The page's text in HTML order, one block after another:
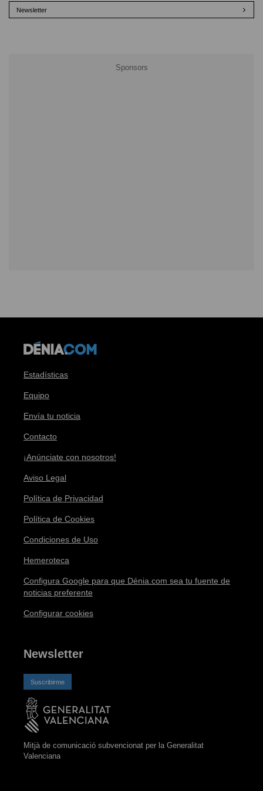
Newsletter
Estadísticas
Equipo
Envía tu noticia
Contacto
¡Anúnciate con nosotros!
Aviso Legal
Política de Privacidad
Política de Cookies
Condiciones de Uso
Hemeroteca
Configura Google para que Dénia.com sea tu fuente de
noticias preferente
Configurar cookies
Newsletter
Suscribirme
Mitjà de comunicació subvencionat per la Generalitat
Valenciana